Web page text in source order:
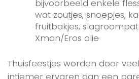
bijvoorbeeld enkele
wat zoutjes, snoepjes,
fruitbakjes,
Xman/Eros olie
Thuisfeestjes worden door
intiemer ervaren dan een